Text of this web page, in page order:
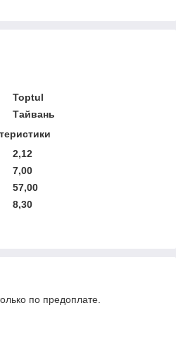
Toptul
Тайвань
2,12
7,00
57,00
8,30
по предоплате.